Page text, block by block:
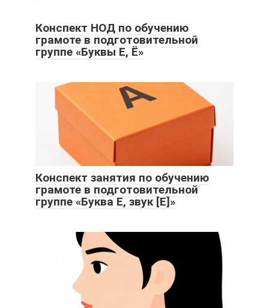
Конспект НОД по обучению
грамоте в подготовительной
группе «Буквы Е, Ё»
Конспект занятия по обучению
грамоте в подготовительной
группе «Буква Е, звук [Е]»